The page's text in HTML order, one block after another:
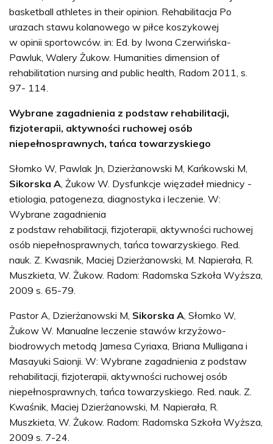
basketball athletes in their opinion. Rehabilitacja Po
urazach stawu kolanowego w piłce koszykowej
w opinii sportowców. in: Ed. by Iwona Czerwińska-
Pawluk, Walery Żukow. Humanities dimension of
rehabilitation nursing and public health, Radom 2011, s.
97- 114.
Wybrane zagadnienia z podstaw rehabilitacji,
fizjoterapii, aktywności ruchowej osób
niepełnosprawnych, tańca towarzyskiego
Słomko W, Pawlak Jn, Dzierżanowski M, Kańkowski M,
Sikorska A , Żukow W. Dysfunkcje więzadeł miednicy -
etiologia, patogeneza, diagnostyka i leczenie. W:
Wybrane zagadnienia
z podstaw rehabilitacji, fizjoterapii, aktywności ruchowej
osób niepełnosprawnych, tańca towarzyskiego. Red.
nauk. Z. Kwasnik, Maciej Dzierżanowski, M. Napierała, R.
Muszkieta, W. Żukow. Radom: Radomska Szkoła Wyższa,
2009 s. 65-79.
Pastor A, Dzierżanowski M, Sikorska A , Słomko W,
Żukow W. Manualne leczenie stawów krzyżowo-
biodrowych metodą Jamesa Cyriaxa, Briana Mulligana i
Masayuki Saionji. W: Wybrane zagadnienia z podstaw
rehabilitacji, fizjoterapii, aktywności ruchowej osób
niepełnosprawnych, tańca towarzyskiego. Red. nauk. Z.
Kwaśnik, Maciej Dzierżanowski, M. Napierała, R.
Muszkieta, W. Żukow. Radom: Radomska Szkoła Wyższa,
2009 s. 7-24.